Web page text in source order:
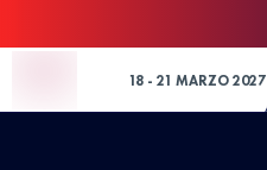
18 - 21 MARZO 2027